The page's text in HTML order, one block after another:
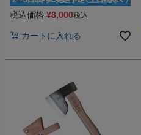
税込価格 ¥8,000税込
カートに入れる